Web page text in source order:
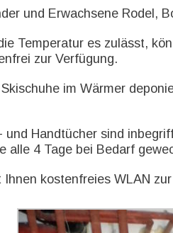
und Erwachsene Rodel,
Temperatur es zulässt,
zur Verfügung.
im Wärmer
und Handtücher sind
alle 4 Tage bei Bedarf
Ihnen kostenfreies WLAN